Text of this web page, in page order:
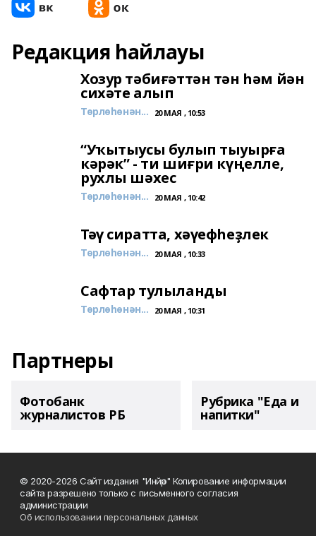
Редакция һайлауы
Хозур тәбиғәттән тән һәм йән
сихәте алып
Төрлөһөнән... 20 МАЯ , 10:53
“Уҡытыусы булып тыуырға
кәрәк” - ти шиғри күңелле,
рухлы шәхес
Төрлөһөнән... 20 МАЯ , 10:42
Тәү сиратта, хәүефһеҙлек
Төрлөһөнән... 20 МАЯ , 10:33
Сафтар тулыланды
Төрлөһөнән... 20 МАЯ , 10:31
Партнеры
Фотобанк
журналистов РБ
Рубрика "Еда и
напитки"
© 2020-2026 Сайт издания "Инйәр" Копирование информации
сайта разрешено только с письменного согласия
администрации
Об использовании персональных данных